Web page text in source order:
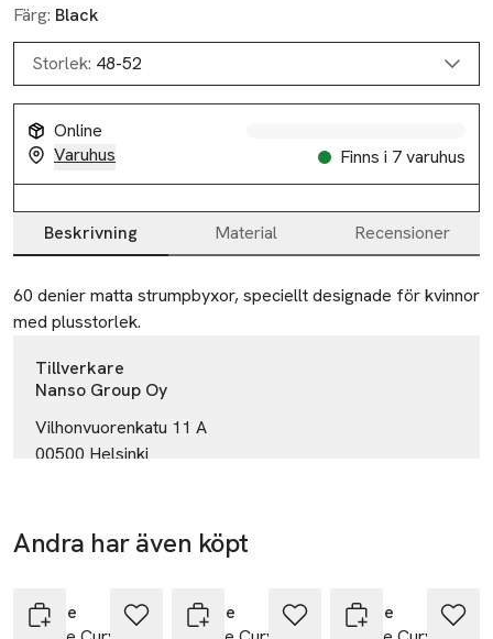
Färg: Black
Storlek: 48-52
Online
Varuhus
Finns i 7 varuhus
Beskrivning Material Recensioner
Beskrivning
60 denier matta strumpbyxor, speciellt designade för kvinnor
med plusstorlek.
Tillverkare
Nanso Group Oy
Vilhonvuorenkatu 11 A
00500 Helsinki
E-post
Ansvarig person inom EU
Andra har även köpt
Vogue
Vogue
Vogue